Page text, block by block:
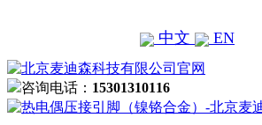
中文 EN
咨询电话： 15301310116